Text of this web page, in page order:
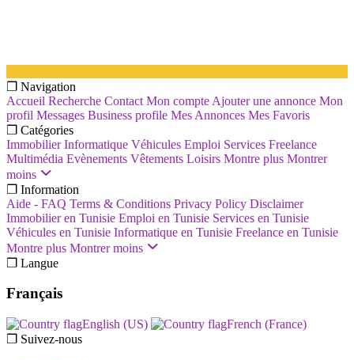
❐ Navigation
Accueil Recherche Contact Mon compte Ajouter une annonce Mon
profil Messages Business profile Mes Annonces Mes Favoris
❐ Catégories
Immobilier Informatique Véhicules Emploi Services Freelance
Multimédia Evènements Vêtements Loisirs Montre plus Montrer
moins
❐ Information
Aide - FAQ Terms & Conditions Privacy Policy Disclaimer
Immobilier en Tunisie Emploi en Tunisie Services en Tunisie
Véhicules en Tunisie Informatique en Tunisie Freelance en Tunisie
Montre plus Montrer moins
❐ Langue
Français
English (US)‎
French (France)‎
❐ Suivez-nous